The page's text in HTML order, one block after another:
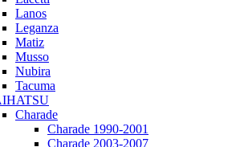
Lanos
Leganza
Matiz
Musso
Nubira
Tacuma
Charade
Charade 1990-2001
Charade 2003-2007